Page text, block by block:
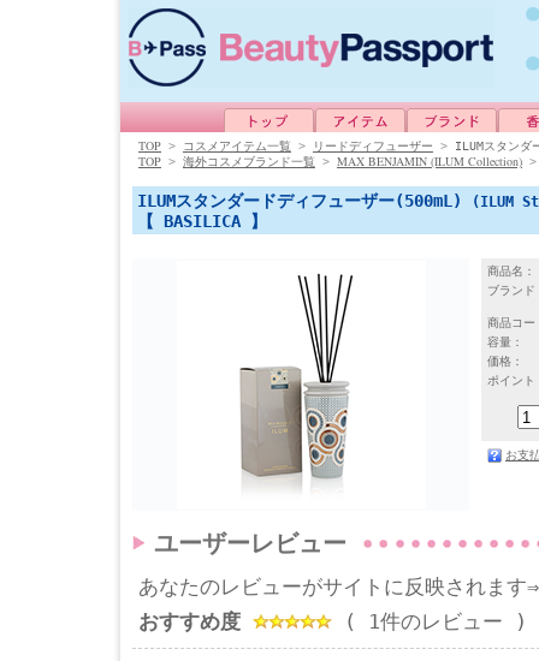
TOP > コスメアイテム一覧 > リードディフューザー > ILUMスタンダ
TOP > 海外コスメブランド一覧 > MAX BENJAMIN (ILUM Collection)
ILUMスタンダードディフューザー(500mL) (ILUM
【 BASILICA 】
商品名：
ブランド
商品コー
容量：
価格：
ポイント
お支
ユーザーレビュー
あなたのレビューがサイトに反映されま
おすすめ度
( 1件のレビュー )